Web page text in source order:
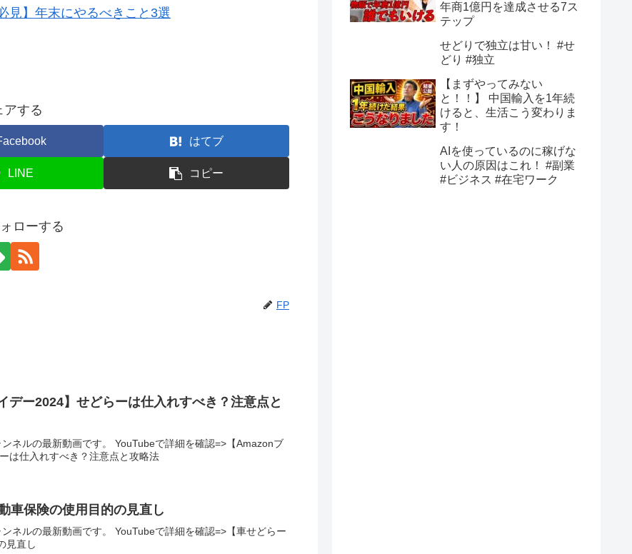
見】年末にやるべきこと3選
アする
はてブ
LINE コピー
ローする
FP
デー2024】せどらーは仕入れすべき？注意点と
ネルの最新動画です。 YouTubeで詳細を確認=>【Amazonブ
は仕入れすべき？注意点と攻略法
車保険の使用目的の見直し
ネルの最新動画です。 YouTubeで詳細を確認=>【車せどらー
見直し
年商1億円を達成させる7ス
テップ
せどりで独立は甘い！ #せ
どり #独立
【まずやってみない
と！！】 中国輸入を1年続
けると、生活こう変わりま
す！
AIを使っているのに稼げな
い人の原因はこれ！ #副業
#ビジネス #在宅ワーク